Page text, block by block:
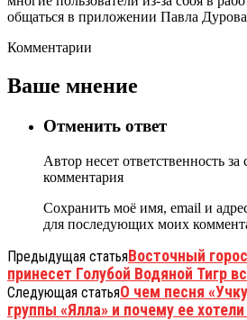
общаться в приложении Павла
Комментарии
Ваше мнение
Отменить ответ
Автор несет ответственность
комментария
Сохранить моё имя, email и
для последующих моих
Предыдущая статьяВосточный
принесет Голубой Водяной Тигр
Следующая статьяО чем песня
группы «Ялла» и почему ее